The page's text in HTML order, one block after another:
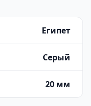
Египет
Серый
20 мм